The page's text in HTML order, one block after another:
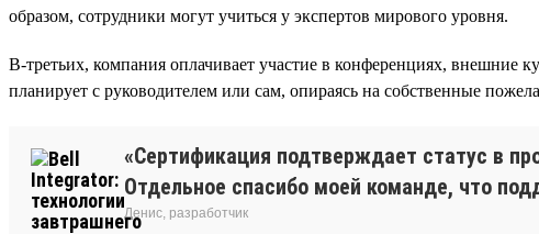
образом, сотрудники могут учиться у экспертов мирового уровня.
В-третьих, компания оплачивает участие в конференциях,
планирует с руководителем или сам, опираясь на собственные
«Сертификация подтверждает статус в
Отдельное спасибо моей команде, что
Денис, разработчик